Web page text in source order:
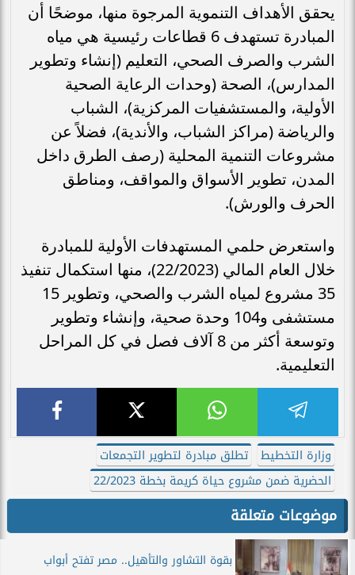
يحقق الأهداف التنموية المرجوة منها، موضحًا أن
المبادرة تستهدف 6 قطاعات رئيسية هي مياه
الشرب والصرف الصحي، التعليم (إنشاء وتطوير
المدارس)، الصحة (وحدات الرعاية الصحية
الأولية، والمستشفيات المركزية)، الشباب
والرياضة (مراكز الشباب، والأندية)، فضلاً عن
مشروعات التنمية المحلية (رصف الطرق داخل
المدن، تطوير الأسواق والمواقف، ومناطق
الحرف والورش).
واستعرض حلمي المستهدفات الأولية للمبادرة
خلال العام المالي (22/2023)، منها استكمال تنفيذ
35 مشروع لمياه الشرب والصحي، وتطوير 15
مستشفى و104 وحدة صحية، وإنشاء وتطوير
وتوسعة أكثر من 8 آلاف فصل في كل المراحل
التعليمية.
وزارة التخطيط
تطلق مبادرة لتطوير التجمعات
الحضرية ضمن مشروع حياة كريمة بخطة 22/2023
موضوعات متعلقة
بقوة التشاور والتأهيل.. مصر تفتح أبواب